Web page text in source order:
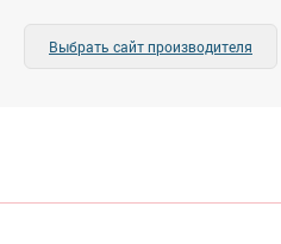
Выбрать сайт производителя